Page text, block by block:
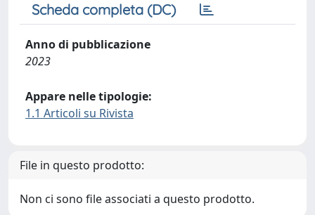
Scheda completa (DC)
Anno di pubblicazione
2023
Appare nelle tipologie:
1.1 Articoli su Rivista
File in questo prodotto:
Non ci sono file associati a questo prodotto.